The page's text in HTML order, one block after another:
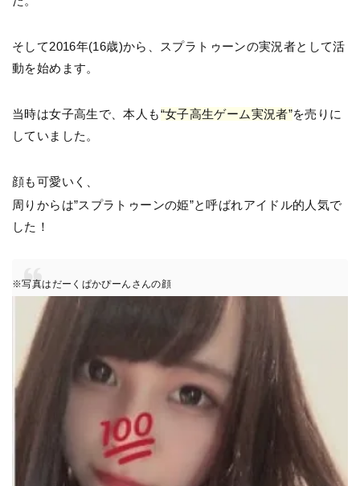
そして2016年(16歳)から、スプラトゥーンの実況者として活
動を始めます。
当時は女子高生で、本人も“女子高生ゲーム実況者”を売りに
していました。
顔も可愛いく、
周りからは”スプラトゥーンの姫”と呼ばれアイドル的人気で
した！
※写真はだーくぱかぴーんさんの顔